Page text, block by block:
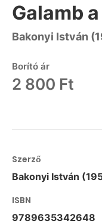
Galamb
Bakonyi István
Borító ár
2 800 Ft
Szerző
Bakonyi István
ISBN
9789635342648